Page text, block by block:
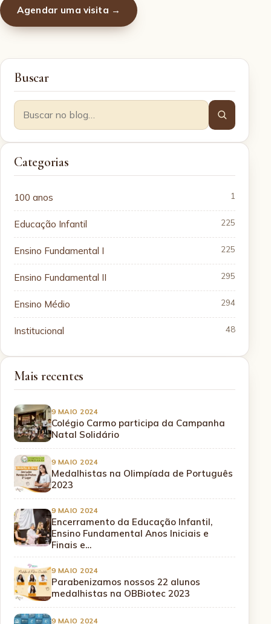
Agendar uma visita →
Buscar
Categorias
100 anos 1
Educação Infantil 225
Ensino Fundamental I 225
Ensino Fundamental II 295
Ensino Médio 294
Institucional 48
Mais recentes
9 MAIO 2024
Colégio Carmo participa da Campanha
Natal Solidário
9 MAIO 2024
Medalhistas na Olimpíada de Português
2023
9 MAIO 2024
Encerramento da Educação Infantil,
Ensino Fundamental Anos Iniciais e
Finais e…
9 MAIO 2024
Parabenizamos nossos 22 alunos
medalhistas na OBBiotec 2023
9 MAIO 2024